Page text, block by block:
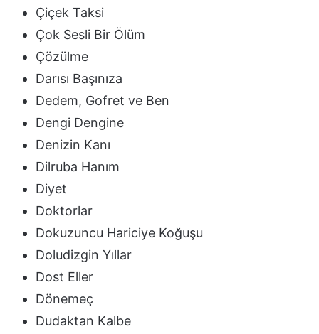
Çiçek Taksi
Çok Sesli Bir Ölüm
Çözülme
Darısı Başınıza
Dedem, Gofret ve Ben
Dengi Dengine
Denizin Kanı
Dilruba Hanım
Diyet
Doktorlar
Dokuzuncu Hariciye Koğuşu
Doludizgin Yıllar
Dost Eller
Dönemeç
Dudaktan Kalbe